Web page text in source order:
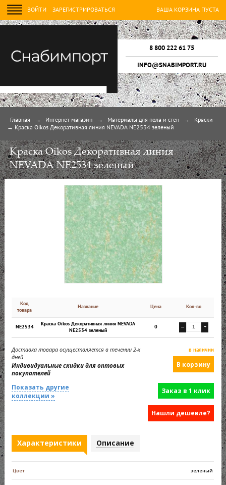
ВОЙТИ ЗАРЕГИСТРИРОВАТЬСЯ ВАША КОРЗИНА ПУСТА
8 800 222 61 75
INFO@SNABIMPORT.RU
Главная → Интернет-магазин → Материалы для пола и стен →
Краски
→
Краска Oikos Декоративная линия NEVADA NE2534 зеленый
Краска Oikos Декоративная линия
NEVADA NE2534 зеленый
Код
товара
Название Цена Кол-во
NE2534
Краска Oikos Декоративная линия NEVADA
NE2534 зеленый
0 — +
Доставка товара осуществляется в течении 2-х
дней
Индивидуальные скидки для оптовых
покупателей
в наличии
Показать другие
коллекции »
Заказ в 1 клик
Нашли дешевле?
Характеристики Описание
Цвет зеленый